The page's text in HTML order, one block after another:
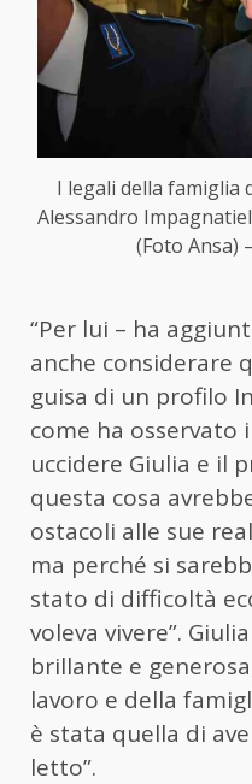
I legali della famiglia
Alessandro
(Foto Ansa)
“Per lui – ha
anche considerare
guisa di un profilo
come ha osservato
uccidere Giulia e il
questa cosa
ostacoli alle sue
ma perché si
stato di difficoltà
voleva vivere”.
brillante e
lavoro e della
è stata quella di
letto”.